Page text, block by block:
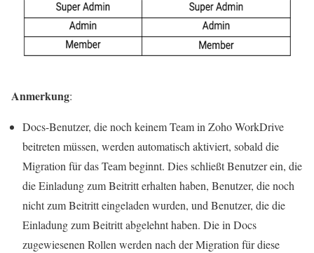
Anmerkung:
Docs-Benutzer, die noch keinem Team in Zoho WorkDrive
beitreten müssen, werden automatisch aktiviert, sobald die
Migration für das Team beginnt. Dies schließt Benutzer ein, die
die Einladung zum Beitritt erhalten haben, Benutzer, die noch
nicht zum Beitritt eingeladen wurden, und Benutzer, die die
Einladung zum Beitritt abgelehnt haben. Die in Docs
zugewiesenen Rollen werden nach der Migration für diese